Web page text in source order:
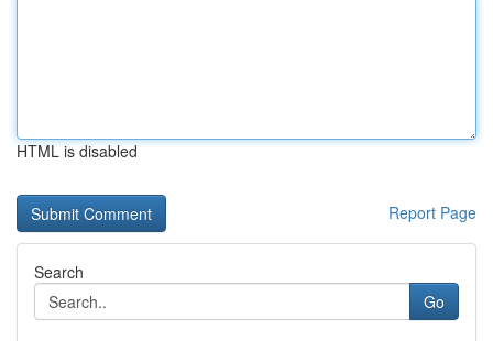
HTML is disabled
Report Page
Search
Go